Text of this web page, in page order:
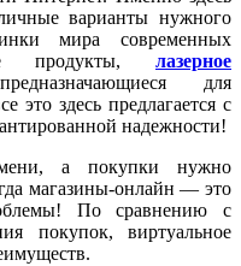
варианты нужного
мира современных
продукты, лазерное
для
здесь предлагается с
надежности!
а покупки нужно
магазины-онлайн — это
По сравнению с
покупок, виртуальное